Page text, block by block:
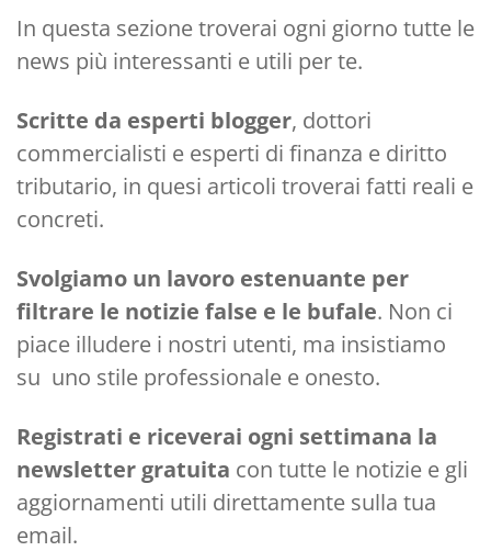
In questa sezione troverai ogni giorno tutte le
news più interessanti e utili per te.
Scritte da esperti blogger, dottori
commercialisti e esperti di finanza e diritto
tributario, in quesi articoli troverai fatti reali e
concreti.
Svolgiamo un lavoro estenuante per
filtrare le notizie false e le bufale. Non ci
piace illudere i nostri utenti, ma insistiamo
su uno stile professionale e onesto.
Registrati e riceverai ogni settimana la
newsletter gratuita con tutte le notizie e gli
aggiornamenti utili direttamente sulla tua
email.